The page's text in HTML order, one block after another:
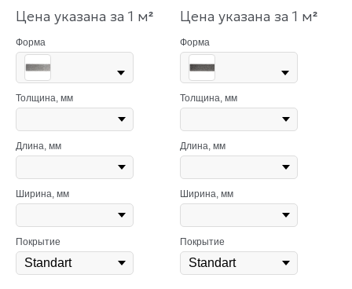
Цена указана за 1 м²
Форма
Толщина, мм
Длина, мм
Ширина, мм
Покрытие
Цена указана за 1 м²
Форма
Толщина, мм
Длина, мм
Ширина, мм
Покрытие